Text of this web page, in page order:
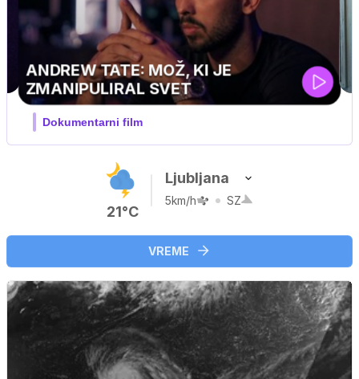
MOJ PRIJATELJ PINGVIN
Film meseca / družinski, pustolovski
21°C
Ljubljana
5km/h SZ
VREME